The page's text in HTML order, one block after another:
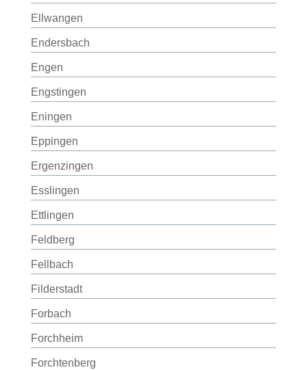
Ellwangen
Endersbach
Engen
Engstingen
Eningen
Eppingen
Ergenzingen
Esslingen
Ettlingen
Feldberg
Fellbach
Filderstadt
Forbach
Forchheim
Forchtenberg